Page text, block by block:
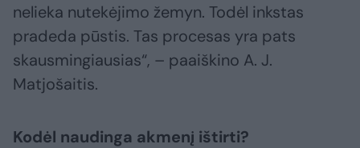
nelieka nutekėjimo žemyn. Todėl inkstas
pradeda pūstis. Tas procesas yra pats
skausmingiausias“, – paaiškino A. J.
Matjošaitis.
Kodėl naudinga akmenį ištirti?